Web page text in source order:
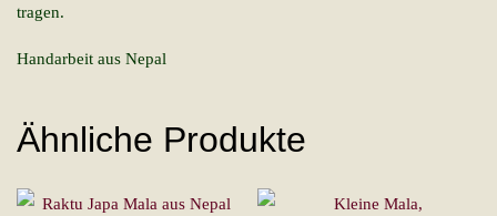
tragen.
Handarbeit aus Nepal
Ähnliche Produkte